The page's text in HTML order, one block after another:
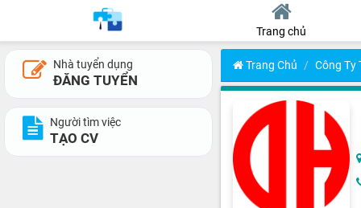
Trang chủ
Nhà tuyển dụng
ĐĂNG TUYỂN
Người tìm việc
TẠO CV
Trang Chủ Công Ty